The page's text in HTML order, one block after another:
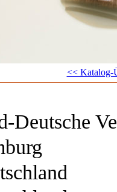
<< Katalog-
Deutsche